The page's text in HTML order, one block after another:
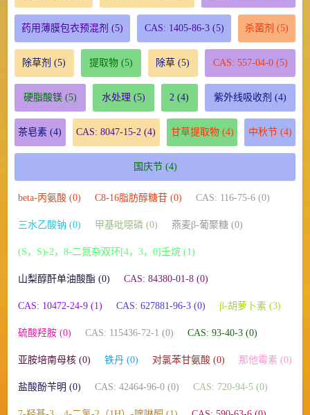
药用薄膜包衣预混剂 (5) CAS: 1405-86-3(5) 杀菌剂 (5)
除草剂 (5) 提取物(5) 除草 (5) CAS: 557-04-0(5)
硬脂酸镁(5) 水处理 (5) 2 (4) 紫外线吸收剂 (4)
茶皂素 (4) CAS: 8047-15-2 (4) 甘草提取物(4) 中秋节(4)
国庆节(4)
beta-丙氨酸 (0) C8-16脂肪醇糖苷 (0) CAS: 116-75-6 (0)
三水乙酸钠 (0) 甲基吡噁磷 (0) 燕麦β-葡聚糖 (0)
(S，S)-2，8-二氮杂双环[4，3，0]壬烷 (1)
山梨醇酐单油酸酯 (0) CAS: 84380-01-8 (0)
CAS: 10472-24-9 (1) CAS: 627881-96-3 (0) β-胡萝卜素 (3)
硫酸羟胺 (0) CAS: 115436-72-1 (0) CAS: 93-40-3 (0)
亚胺培南母核 (0) 铁丹 (0) 对氯苯甘氨酸 (0) 那他霉素 (0)
盐酸酚苄明 (0) CAS: 42464-96-0 (0) CAS: 720-94-5 (0)